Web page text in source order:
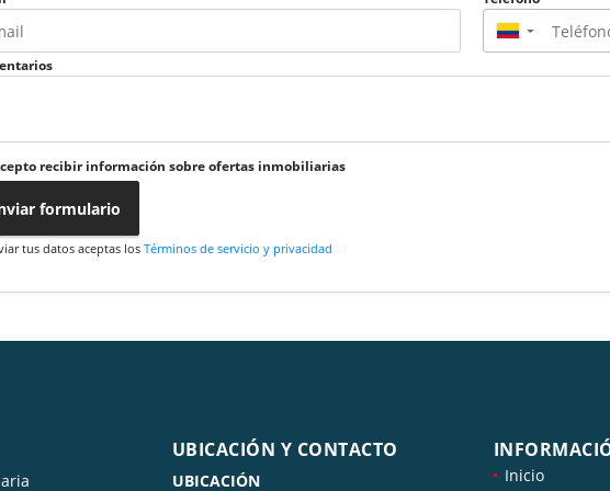
▼
recibir información sobre ofertas inmobiliarias
formulario
tus datos aceptas losTérminos de servicio y privacidad
UBICACIÓN Y CONTACTO
UBICACIÓN
Inicio